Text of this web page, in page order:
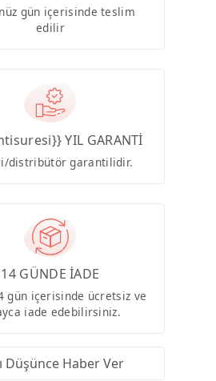
gün içerisinde teslim
edilir
YIL GARANTİ
distribütör garantilidir.
14 GÜNDE İADE
gün içerisinde ücretsiz ve
iade edebilirsiniz.
Düşünce Haber Ver